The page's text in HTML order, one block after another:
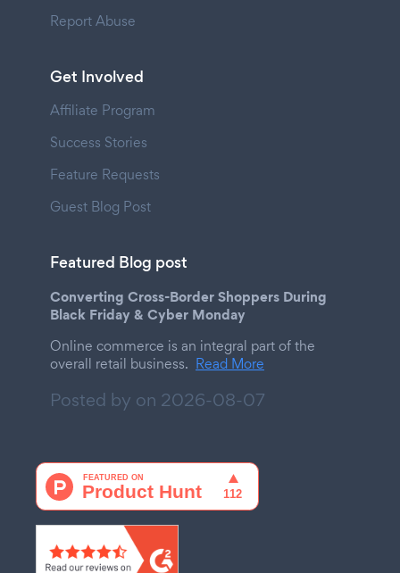
Report Abuse
Get Involved
Affiliate Program
Success Stories
Feature Requests
Guest Blog Post
Featured Blog post
Converting Cross-Border Shoppers During
Black Friday & Cyber Monday
Online commerce is an integral part of the
overall retail business. Read More
Posted by on 2026-08-07